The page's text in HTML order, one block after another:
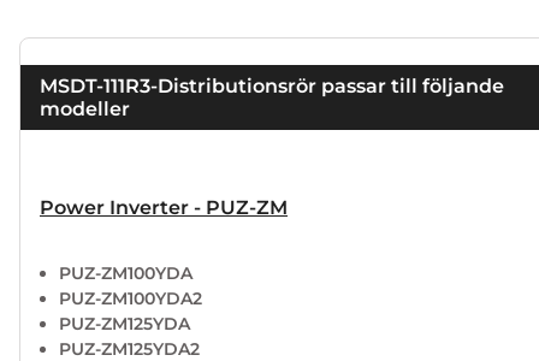
MSDT-111R3-Distributionsrör passar till följande
modeller
Power Inverter - PUZ-ZM
PUZ-ZM100YDA
PUZ-ZM100YDA2
PUZ-ZM125YDA
PUZ-ZM125YDA2